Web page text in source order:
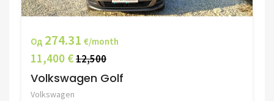
Од 274.31 €/month
11,400 €12,500
Volkswagen Golf
Volkswagen